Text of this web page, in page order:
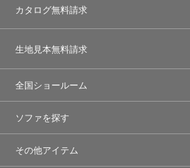
カタログ無料請求
生地見本無料請求
全国ショールーム
ソファを探す
その他アイテム